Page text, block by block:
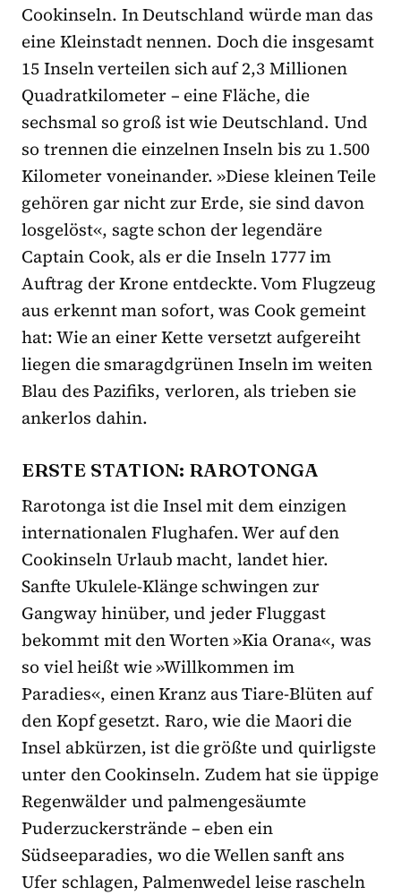
Cookinseln. In Deutschland würde man das
eine Kleinstadt nennen. Doch die insgesamt
15 Inseln verteilen sich auf 2,3 Millionen
Quadratkilometer – eine Fläche, die
sechsmal so groß ist wie Deutschland. Und
so trennen die einzelnen Inseln bis zu 1.500
Kilometer voneinander. »Diese kleinen Teile
gehören gar nicht zur Erde, sie sind davon
losgelöst«, sagte schon der legendäre
Captain Cook, als er die Inseln 1777 im
Auftrag der Krone entdeckte. Vom Flugzeug
aus erkennt man sofort, was Cook gemeint
hat: Wie an einer Kette versetzt aufgereiht
liegen die smaragdgrünen Inseln im weiten
Blau des Pazifiks, verloren, als trieben sie
ankerlos dahin.
ERSTE STATION: RAROTONGA
Rarotonga ist die Insel mit dem einzigen
internationalen Flughafen. Wer auf den
Cookinseln Urlaub macht, landet hier.
Sanfte Ukulele-Klänge schwingen zur
Gangway hinüber, und jeder Fluggast
bekommt mit den Worten »Kia Orana«, was
so viel heißt wie »Willkommen im
Paradies«, einen Kranz aus Tiare-Blüten auf
den Kopf gesetzt. Raro, wie die Maori die
Insel abkürzen, ist die größte und quirligste
unter den Cookinseln. Zudem hat sie üppige
Regenwälder und palmengesäumte
Puderzuckerstrände – eben ein
Südseeparadies, wo die Wellen sanft ans
Ufer schlagen, Palmenwedel leise rascheln